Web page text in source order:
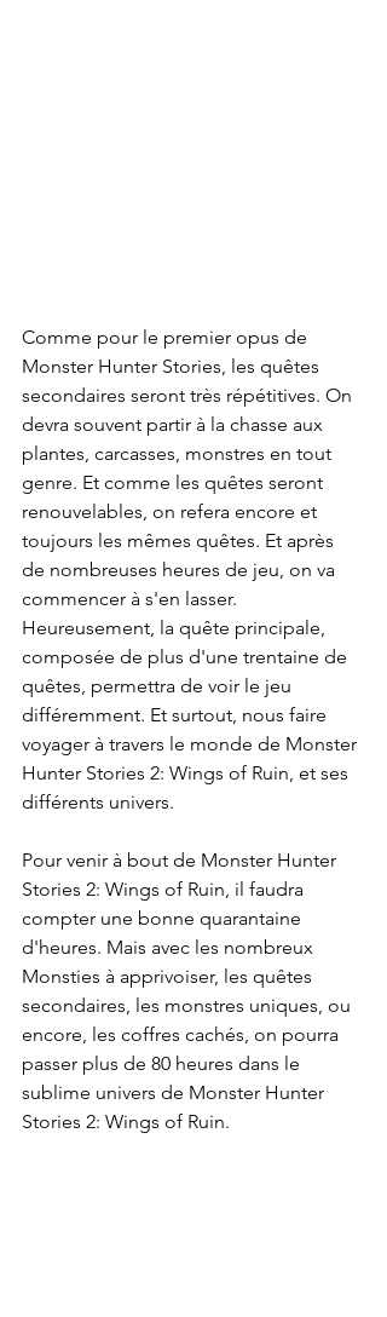
Comme pour le premier opus de
Monster Hunter Stories, les quêtes
secondaires seront très répétitives. On
devra souvent partir à la chasse aux
plantes, carcasses, monstres en tout
genre. Et comme les quêtes seront
renouvelables, on refera encore et
toujours les mêmes quêtes. Et après
de nombreuses heures de jeu, on va
commencer à s'en lasser.
Heureusement, la quête principale,
composée de plus d'une trentaine de
quêtes, permettra de voir le jeu
différemment. Et surtout, nous faire
voyager à travers le monde de Monster
Hunter Stories 2: Wings of Ruin, et ses
différents univers.
Pour venir à bout de Monster Hunter
Stories 2: Wings of Ruin, il faudra
compter une bonne quarantaine
d'heures. Mais avec les nombreux
Monsties à apprivoiser, les quêtes
secondaires, les monstres uniques, ou
encore, les coffres cachés, on pourra
passer plus de 80 heures dans le
sublime univers de Monster Hunter
Stories 2: Wings of Ruin.